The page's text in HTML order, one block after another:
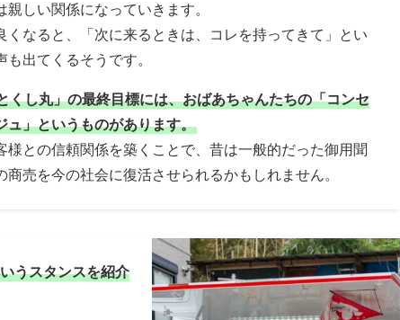
親しい関係になっていきます。
くなると、「次に来るときは、コレを持ってきて」とい
も出てくるそうです。
くし丸」の最終目標には、おばあちゃんたちの「コンセ
ュ」というものがあります。
様との信頼関係を築くことで、昔は一般的だった御用聞
商売を今の社会に復活させられるかもしれません。
うスタンスを紹介